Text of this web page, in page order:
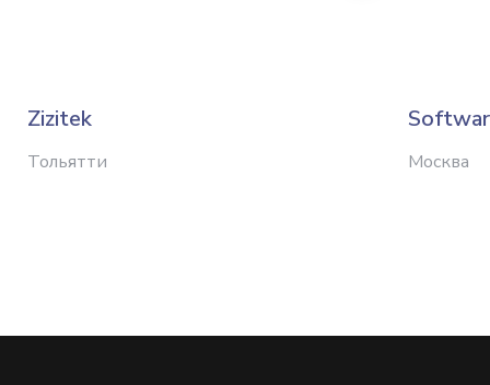
Zizitek
Тольятти Москва